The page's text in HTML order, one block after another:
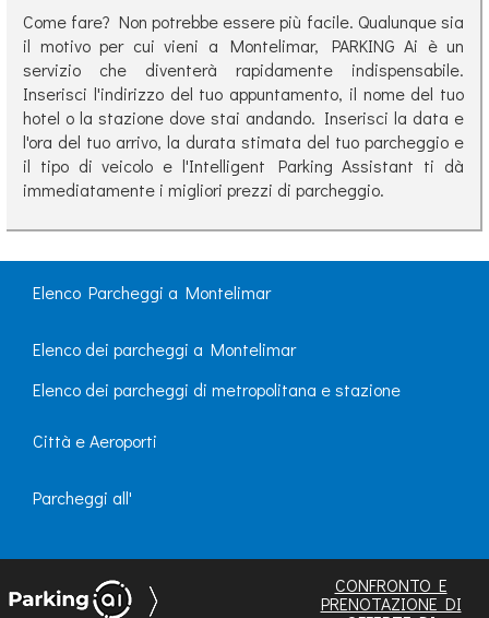
Come fare? Non potrebbe essere più facile. Qualunque sia
il motivo per cui vieni a Montelimar, PARKING Ai è un
servizio che diventerà rapidamente indispensabile.
Inserisci l'indirizzo del tuo appuntamento, il nome del tuo
hotel o la stazione dove stai andando. Inserisci la data e
l'ora del tuo arrivo, la durata stimata del tuo parcheggio e
il tipo di veicolo e l'Intelligent Parking Assistant ti dà
immediatamente i migliori prezzi di parcheggio.
Elenco Parcheggi a Montelimar
Elenco dei parcheggi a Montelimar
Elenco dei parcheggi di metropolitana e stazione
Città e Aeroporti
Parcheggi all'
CONFRONTO E
PRENOTAZIONE DI